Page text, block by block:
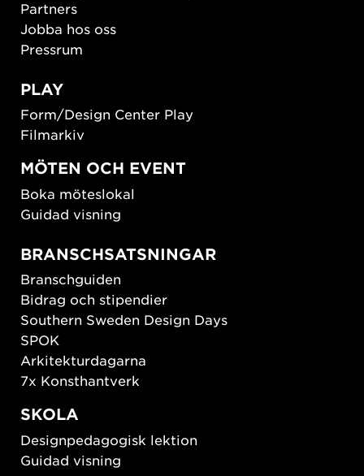
Partners
Jobba hos oss
Pressrum
PLAY
Form/Design Center Play
Filmarkiv
MÖTEN OCH EVENT
Boka möteslokal
Guidad visning
BRANSCHSATSNINGAR
Branschguiden
Bidrag och stipendier
Southern Sweden Design Days
SPOK
Arkitekturdagarna
7x Konsthantverk
SKOLA
Designpedagogisk lektion
Guidad visning